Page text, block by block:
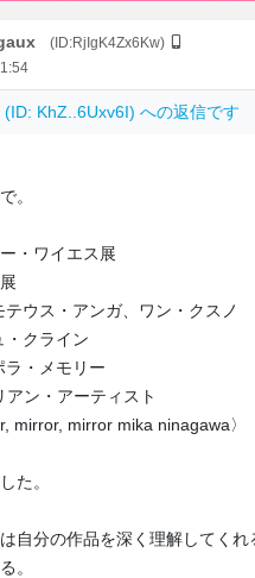
(ID:RjIgK4Zx6Kw)
(ID: KhZ..6Uxv6I) への返信です
。
・ワイエス展
ウス・アンガ、ワン・クスノ
クライン
・メモリー
ン・アーティスト
mirror mika ninagawa〉
た。
自分の作品を深く理解してく
。